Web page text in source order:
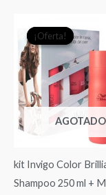
¡Oferta!
AGOTADO
¡Oferta!
kit Invigo Color
Shampoo 250 ml +
precio
era: